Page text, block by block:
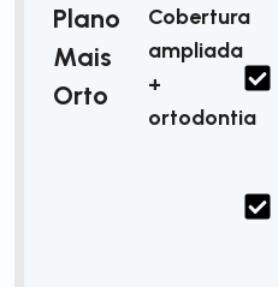
Plano
Mais
Orto
Cobertura
ampliada
+
ortodontia